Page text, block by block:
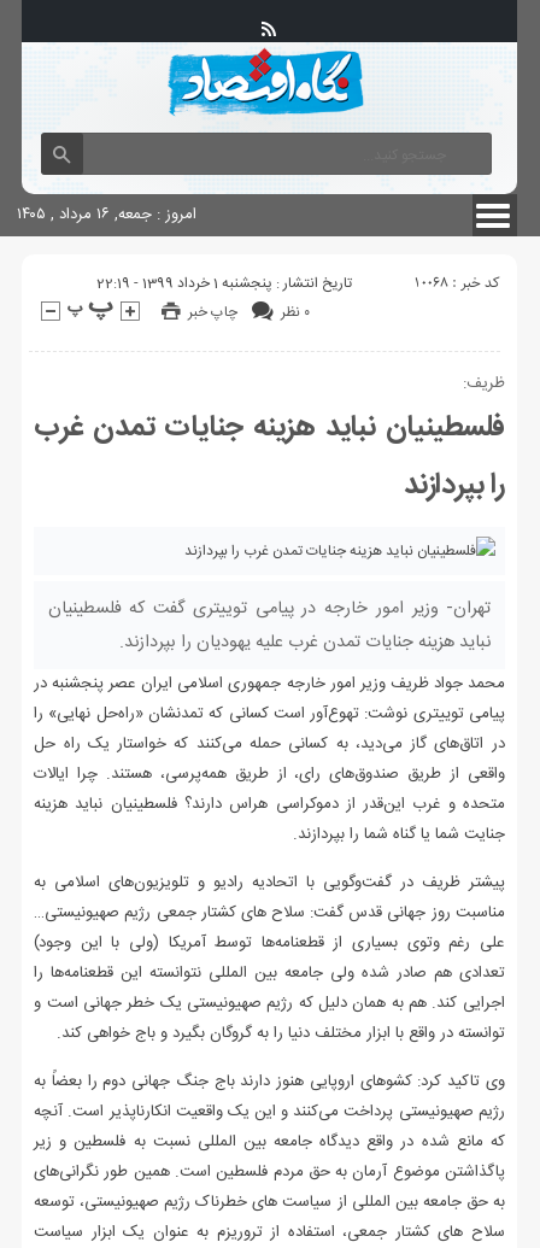
آگهی های دولتی چاپ
امروز : جمعه, ۱۶ مرداد , ۱۴۰۵
کد خبر : 10068
تاریخ انتشار : پنجشنبه 1 خرداد 1399 - 22:19
چاپ خبر
۰ نظر
ظریف:
فلسطینیان نباید هزینه جنایات تمدن غرب
را بپردازند
تهران- وزیر امور خارجه در پیامی توییتری گفت که فلسطینیان
نباید هزینه جنایات تمدن غرب علیه یهودیان را بپردازند.
محمد جواد ظریف وزیر امور خارجه جمهوری اسلامی ایران عصر پنجشنبه در
پیامی توییتری نوشت: تهوع‌آور است کسانی که تمدنشان «راه‌حل نهایی» را
در اتاق‌های گاز می‌دید، به کسانی حمله می‌کنند که خواستار یک راه حل
واقعی از طریق صندوق‌های رای، از طریق همه‌پرسی، هستند. چرا ایالات
متحده و غرب این‌قدر از دموکراسی هراس دارند؟ فلسطینیان نباید هزینه
جنایت شما یا گناه شما را بپردازند.
پیشتر ظریف در گفت‌وگویی با اتحادیه رادیو و تلویزیون‌های اسلامی به
مناسبت روز جهانی قدس گفت: سلاح های کشتار جمعی رژیم صهیونیستی…
علی رغم وتوی بسیاری از قطعنامه‌ها توسط آمریکا (ولی با این وجود)
تعدادی هم صادر شده ولی جامعه بین المللی نتوانسته این قطعنامه‌ها را
اجرایی کند. هم به همان دلیل که رژیم صهیونیستی یک خطر جهانی است و
توانسته در واقع با ابزار مختلف دنیا را به گروگان بگیرد و باج خواهی کند.
وی تاکید کرد: کشوهای اروپایی هنوز دارند باج جنگ جهانی دوم را بعضاً به
رژیم صهیونیستی پرداخت می‌کنند و این یک واقعیت انکارناپذیر است. آنچه
که مانع شده در واقع دیدگاه جامعه بین المللی نسبت به فلسطین و زیر
پاگذاشتن موضوع آرمان به حق مردم فلسطین است. همین طور نگرانی‌های
به حق جامعه بین المللی از سیاست های خطرناک رژیم صهیونیستی، توسعه
سلاح های کشتار جمعی، استفاده از تروریزم به عنوان یک ابزار سیاست